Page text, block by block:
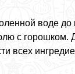
воде до
с
всех